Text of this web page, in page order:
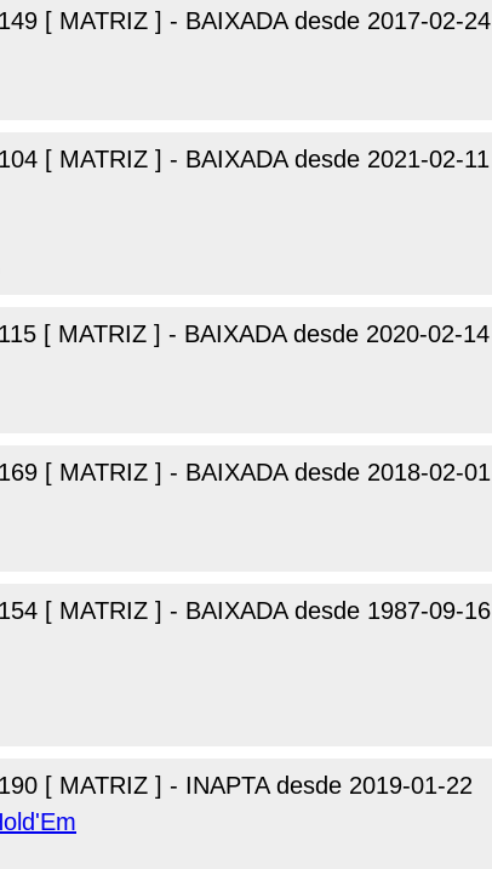
[ MATRIZ ] - BAIXADA desde 2017-02-24
[ MATRIZ ] - BAIXADA desde 2021-02-11
[ MATRIZ ] - BAIXADA desde 2020-02-14
[ MATRIZ ] - BAIXADA desde 2018-02-01
[ MATRIZ ] - BAIXADA desde 1987-09-16
[ MATRIZ ] - INAPTA desde 2019-01-22